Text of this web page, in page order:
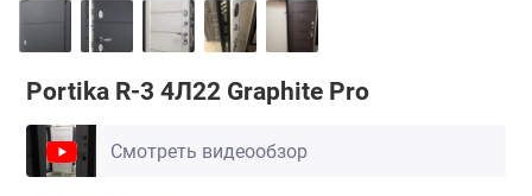
Portika R-3 4Л22 Graphite Pro
Смотреть видеообзор